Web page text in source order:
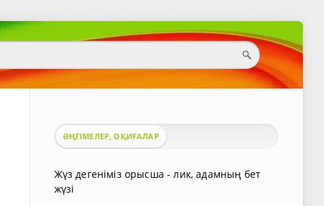
ӘҢГІМЕЛЕР, ОҚИҒАЛАР
Жүз дегеніміз орысша - лик, адамның бет
жүзі